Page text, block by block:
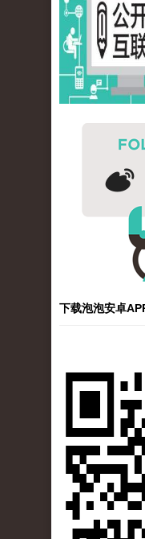
下载泡泡安卓